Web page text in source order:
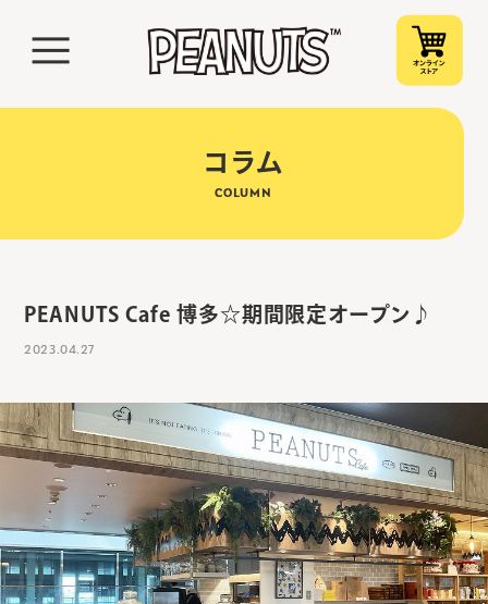
コラム
COLUMN
PEANUTS Cafe 博多☆期間限定オープン♪
2023.04.27